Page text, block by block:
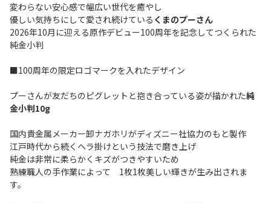
変わらない安心感で幅広い世代を癒やし
優しい気持ちにして愛され続けている くまのプーさん
2026年10月に迎える原作デビュー100周年を記念してつくられた
純金小判
■100周年の限定ロゴマークを入れたデザイン
プーさんが友だちのピグレットと抱き合っている姿が描かれた純
金小判10g
国内貴金属メーカー卸ナガホリがディズニー社協力のもと製作
江戸時代から続くヘラ掛けという技法で磨き上げ
純金は非常に柔らかくキズがつきやすいため
熟練職人の手作業によって 1枚1枚美しい輝きが生み出されま
す。